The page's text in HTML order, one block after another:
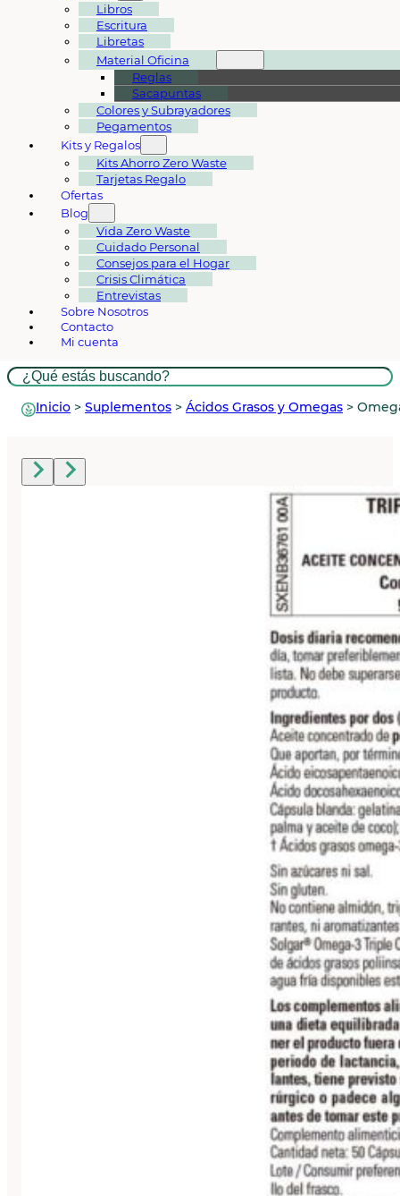
Libros
Escritura
Libretas
Material Oficina
Reglas
Sacapuntas
Colores y Subrayadores
Pegamentos
Kits y Regalos
Kits Ahorro Zero Waste
Tarjetas Regalo
Ofertas
Blog
Vida Zero Waste
Cuidado Personal
Consejos para el Hogar
Crisis Climática
Entrevistas
Sobre Nosotros
Contacto
Mi cuenta
Buscar
Inicio > Suplementos > Ácidos Grasos y Omegas >